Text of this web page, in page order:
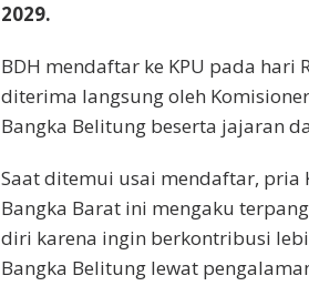
2029.
BDH mendaftar ke KPU pada hari
diterima langsung oleh
Bangka Belitung beserta jajaran
Saat ditemui usai mendaftar, pria
Bangka Barat ini mengaku
diri karena ingin berkontribusi
Bangka Belitung lewat